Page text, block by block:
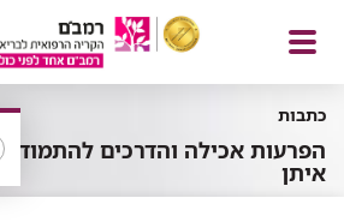
פתח
כתבות
הפרעות אכילה והדרכים להתמודד
איתן